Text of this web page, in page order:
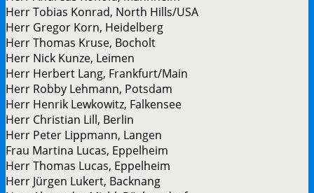
Herr Tobias Konrad, North Hills/USA
Herr Gregor Korn, Heidelberg
Herr Thomas Kruse, Bocholt
Herr Nick Kunze, Leimen
Herr Herbert Lang, Frankfurt/Main
Herr Robby Lehmann, Potsdam
Herr Henrik Lewkowitz, Falkensee
Herr Christian Lill, Berlin
Herr Peter Lippmann, Langen
Frau Martina Lucas, Eppelheim
Herr Thomas Lucas, Eppelheim
Herr Jürgen Lukert, Backnang